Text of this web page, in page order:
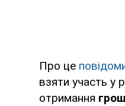
Про це
взяти участь у
отримання